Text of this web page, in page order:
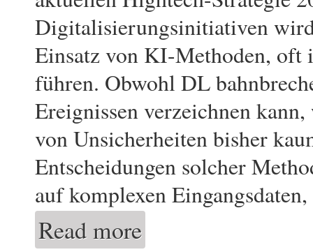
Digitalisierungsinitiativen
Einsatz von KI-Methoden,
führen. Obwohl DL
Ereignissen verzeichnen
von Unsicherheiten bisher
Entscheidungen solcher
auf komplexen
Read more